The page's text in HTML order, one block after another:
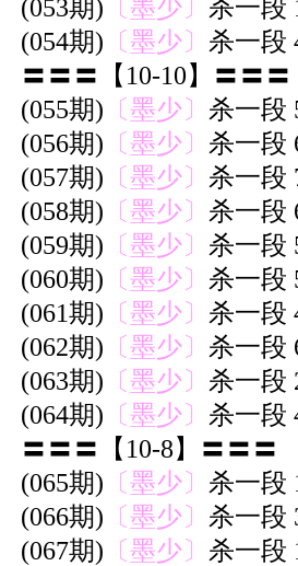
(053期) 〔墨少〕 杀一段
(054期) 〔墨少〕 杀一段
〓〓〓【10-10】〓〓〓
(055期) 〔墨少〕 杀一段
(056期) 〔墨少〕 杀一段
(057期) 〔墨少〕 杀一段
(058期) 〔墨少〕 杀一段
(059期) 〔墨少〕 杀一段
(060期) 〔墨少〕 杀一段
(061期) 〔墨少〕 杀一段
(062期) 〔墨少〕 杀一段
(063期) 〔墨少〕 杀一段
(064期) 〔墨少〕 杀一段
〓〓〓【10-8】〓〓〓
(065期) 〔墨少〕 杀一段
(066期) 〔墨少〕 杀一段
(067期) 〔墨少〕 杀一段